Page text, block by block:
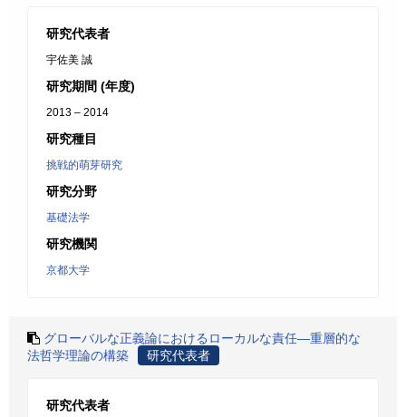
研究代表者
宇佐美 誠
研究期間 (年度)
2013 – 2014
研究種目
挑戦的萌芽研究
研究分野
基礎法学
研究機関
京都大学
グローバルな正義論におけるローカルな責任―重層的な
法哲学理論の構築
研究代表者
研究代表者